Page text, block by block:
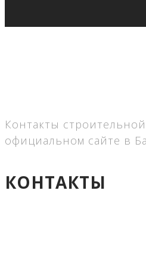
Контакты
официальном сайте в
КОНТАКТЫ